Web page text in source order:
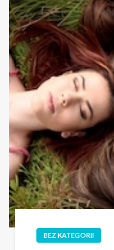
BEZ KATEGORII